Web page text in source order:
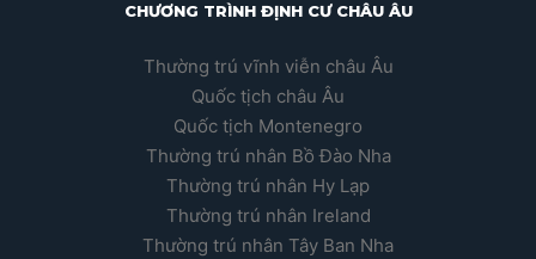
CHƯƠNG TRÌNH ĐỊNH CƯ CHÂU ÂU
Thường trú vĩnh viễn châu Âu
Quốc tịch châu Âu
Quốc tịch Montenegro
Thường trú nhân Bồ Đào Nha
Thường trú nhân Hy Lạp
Thường trú nhân Ireland
Thường trú nhân Tây Ban Nha